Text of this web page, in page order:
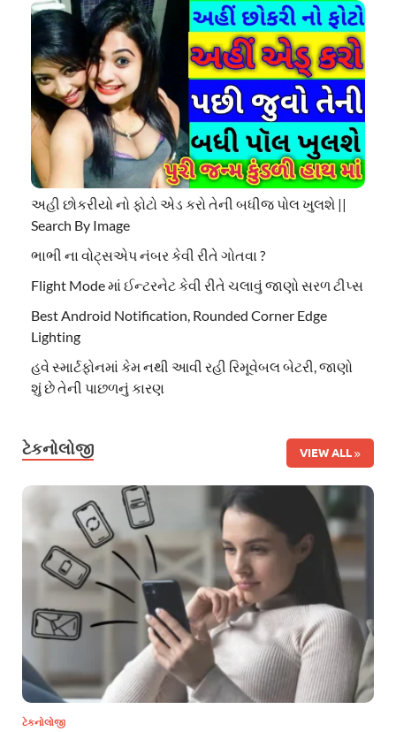
અહી છોકરીયો નો ફોટો એડ કરો તેની બધીજ પોલ ખુલશે ||
Search By Image
ભાભી ના વોટ્સએપ નંબર કેવી રીતે ગોતવા ?
Flight Mode માં ઈન્ટરનેટ કેવી રીતે ચલાવું જાણો સરળ ટીપ્સ
Best Android Notification, Rounded Corner Edge
Lighting
હવે સ્માર્ટફોનમાં કેમ નથી આવી રહી રિમૂવેબલ બેટરી, જાણો
શું છે તેની પાછળનું કારણ
ટેકનોલોજી VIEW ALL
ટેકનોલોજી